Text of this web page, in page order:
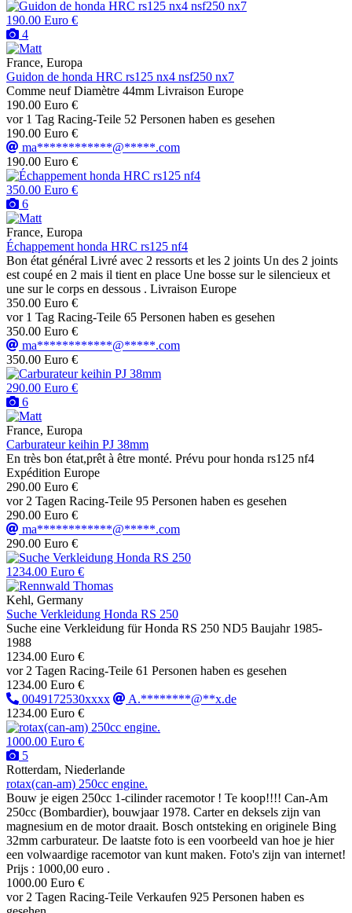
190.00 Euro €
4
France, Europa
Guidon de honda HRC rs125 nx4 nsf250 nx7
Comme neuf Diamètre 44mm Livraison Europe
190.00 Euro €
vor 1 Tag Racing-Teile 52 Personen haben es gesehen
190.00 Euro €
ma************@*****.com
190.00 Euro €
350.00 Euro €
6
France, Europa
Échappement honda HRC rs125 nf4
Bon état général Livré avec 2 ressorts et les 2 joints Un des 2 joints
est coupé en 2 mais il tient en place Une bosse sur le silencieux et
une sur le corps en dessous . Livraison Europe
350.00 Euro €
vor 1 Tag Racing-Teile 65 Personen haben es gesehen
350.00 Euro €
ma************@*****.com
350.00 Euro €
290.00 Euro €
6
France, Europa
Carburateur keihin PJ 38mm
En très bon état,prêt à être monté. Prévu pour honda rs125 nf4
Expédition Europe
290.00 Euro €
vor 2 Tagen Racing-Teile 95 Personen haben es gesehen
290.00 Euro €
ma************@*****.com
290.00 Euro €
1234.00 Euro €
Kehl, Germany
Suche Verkleidung Honda RS 250
Suche eine Verkleidung für Honda RS 250 ND5 Baujahr 1985-
1988
1234.00 Euro €
vor 2 Tagen Racing-Teile 61 Personen haben es gesehen
1234.00 Euro €
0049172530xxxx
A.********@**x.de
1234.00 Euro €
1000.00 Euro €
5
Rotterdam, Niederlande
rotax(can-am) 250cc engine.
Bouw je eigen 250cc 1-cilinder racemotor ! Te koop!!!! Can-Am
250cc (Bombardier), bouwjaar 1978. Carter en deksels zijn van
magnesium en de motor draait. Bosch ontsteking en originele Bing
32mm carburateur. De laatste foto is een voorbeeld van hoe je hier
een volwaardige racemotor van kunt maken. Foto's zijn van internet!
Prijs : 1000,00 euro .
1000.00 Euro €
vor 2 Tagen Racing-Teile Verkaufen 925 Personen haben es